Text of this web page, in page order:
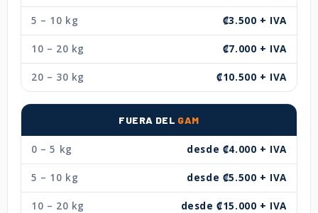
5 – 10 kg ₡3.500 + IVA
10 – 20 kg ₡7.000 + IVA
20 – 30 kg ₡10.500 + IVA
FUERA DEL GAM
0 – 5 kg desde ₡4.000 + IVA
5 – 10 kg desde ₡5.500 + IVA
10 – 20 kg desde ₡15.000 + IVA